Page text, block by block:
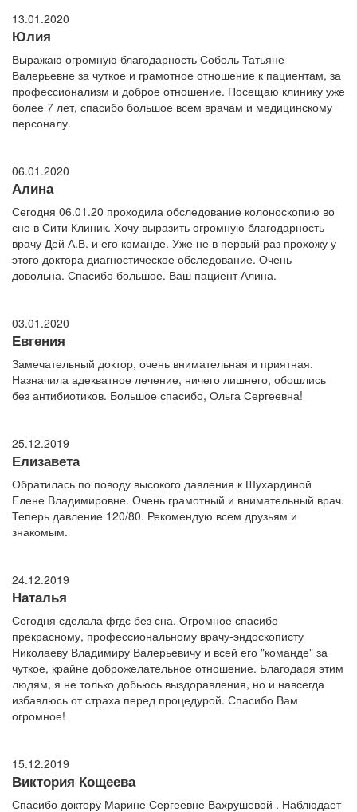
13.01.2020
Юлия
Выражаю огромную благодарность Соболь Татьяне
Валерьевне за чуткое и грамотное отношение к пациентам, за
профессионализм и доброе отношение. Посещаю клинику уже
более 7 лет, спасибо большое всем врачам и медицинскому
персоналу.
06.01.2020
Алина
Сегодня 06.01.20 проходила обследование колоноскопию во
сне в Сити Клиник. Хочу выразить огромную благодарность
врачу Дей А.В. и его команде. Уже не в первый раз прохожу у
этого доктора диагностическое обследование. Очень
довольна. Спасибо большое. Ваш пациент Алина.
03.01.2020
Евгения
Замечательный доктор, очень внимательная и приятная.
Назначила адекватное лечение, ничего лишнего, обошлись
без антибиотиков. Большое спасибо, Ольга Сергеевна!
25.12.2019
Елизавета
Обратилась по поводу высокого давления к Шухардиной
Елене Владимировне. Очень грамотный и внимательный врач.
Теперь давление 120/80. Рекомендую всем друзьям и
знакомым.
24.12.2019
Наталья
Сегодня сделала фгдс без сна. Огромное спасибо
прекрасному, профессиональному врачу-эндоскописту
Николаеву Владимиру Валерьевичу и всей его "команде" за
чуткое, крайне доброжелательное отношение. Благодаря этим
людям, я не только добьюсь выздоравления, но и навсегда
избавлюсь от страха перед процедурой. Спасибо Вам
огромное!
15.12.2019
Виктория Кощеева
Спасибо доктору Марине Сергеевне Вахрушевой . Наблюдает